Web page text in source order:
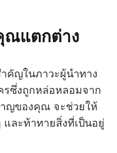
ณแตกต่าง
คัญในภาวะผู้นำทาง
ซึ่งถูกหล่อหลอมจาก
ญของคุณ จะช่วยให้
ละท้าทายสิ่งที่เป็นอยู่